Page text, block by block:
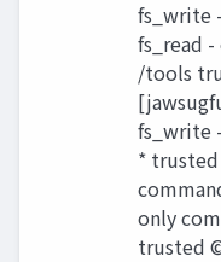
fs_write
fs_read
/tools
fs_write
*
only
trusted